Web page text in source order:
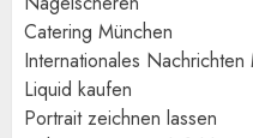
Catering München
Internationales Nachrichten
Liquid kaufen
Portrait zeichnen lassen